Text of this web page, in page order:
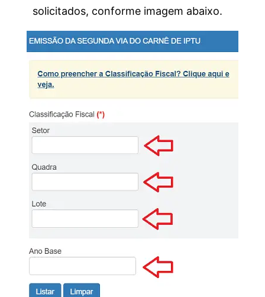
solicitados, conforme imagem abaixo.